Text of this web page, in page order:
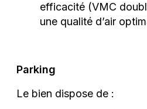
efficacité (VMC
une qualité d’air
Parking
Le bien dispose de :